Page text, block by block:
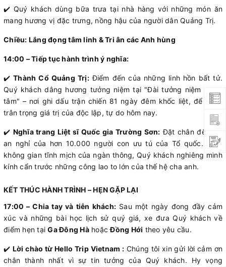
✔️ Quý khách dùng bữa trưa tại nhà hàng với những món ăn
mang hương vị đặc trưng, nồng hậu của người dân Quảng Trị.
Chiều: Lắng đọng tâm linh & Tri ân các Anh hùng
14:00 – Tiếp tục hành trình ý nghĩa:
✔️Thành Cổ Quảng Trị:Điểm đến của những linh hồn bất tử.
Quý khách dâng hương tưởng niệm tại "Đài tưởng niệm trung
tâm" – nơi ghi dấu trận chiến 81 ngày đêm khốc liệt, để thêm
trân trọng giá trị của độc lập, tự do hôm nay.
✔️ Nghĩa trang Liệt sĩ Quốc gia Trường Sơn: Đặt chân đến nơi
an nghỉ của hơn 10.000 người con ưu tú của Tổ quốc. Giữa
không gian tĩnh mịch của ngàn thông, Quý khách nghiêng mình
kính cẩn trước những công lao to lớn của thế hệ cha anh.
KẾT THÚC HÀNH TRÌNH – HẸN GẶP LẠI
17:00 – Chia tay và tiễn khách: Sau một ngày đong đầy cảm
xúc và những bài học lịch sử quý giá, xe đưa Quý khách về
điểm hẹn tạiGa Đông HàhoặcĐồng Hới theo yêu cầu.
✔️ Lời chào từ Hello Trip Vietnam : Chúng tôi xin gửi lời cảm ơn
chân thành nhất vì sự tin tưởng của Quý khách. Hy vọng